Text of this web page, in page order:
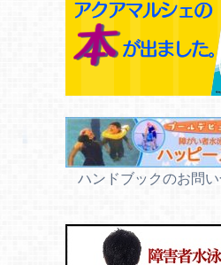
ハンドブックのお問